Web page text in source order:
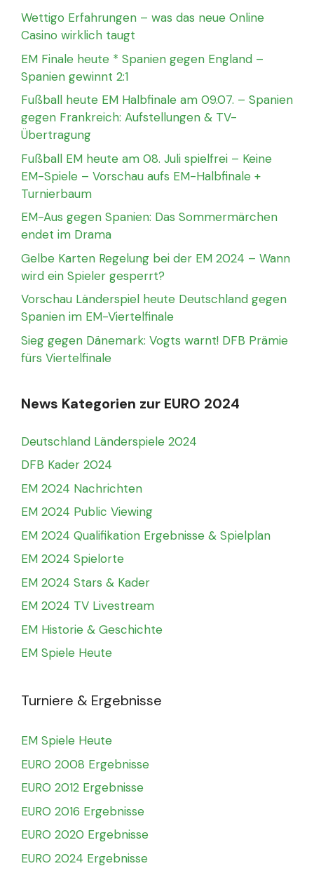
Wettigo Erfahrungen – was das neue Online
Casino wirklich taugt
EM Finale heute * Spanien gegen England –
Spanien gewinnt 2:1
Fußball heute EM Halbfinale am 09.07. – Spanien
gegen Frankreich: Aufstellungen & TV-
Übertragung
Fußball EM heute am 08. Juli spielfrei – Keine
EM-Spiele – Vorschau aufs EM-Halbfinale +
Turnierbaum
EM-Aus gegen Spanien: Das Sommermärchen
endet im Drama
Gelbe Karten Regelung bei der EM 2024 – Wann
wird ein Spieler gesperrt?
Vorschau Länderspiel heute Deutschland gegen
Spanien im EM-Viertelfinale
Sieg gegen Dänemark: Vogts warnt! DFB Prämie
fürs Viertelfinale
News Kategorien zur EURO 2024
Deutschland Länderspiele 2024
DFB Kader 2024
EM 2024 Nachrichten
EM 2024 Public Viewing
EM 2024 Qualifikation Ergebnisse & Spielplan
EM 2024 Spielorte
EM 2024 Stars & Kader
EM 2024 TV Livestream
EM Historie & Geschichte
EM Spiele Heute
Turniere & Ergebnisse
EM Spiele Heute
EURO 2008 Ergebnisse
EURO 2012 Ergebnisse
EURO 2016 Ergebnisse
EURO 2020 Ergebnisse
EURO 2024 Ergebnisse